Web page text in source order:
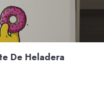
De Heladera